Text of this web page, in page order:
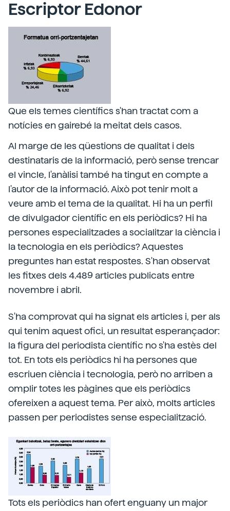
Escriptor Edonor
Que els temes científics s'han tractat com a
notícies en gairebé la meitat dels casos.
Al marge de les qüestions de qualitat i dels
destinataris de la informació, però sense trencar
el vincle, l'anàlisi també ha tingut en compte a
l'autor de la informació. Això pot tenir molt a
veure amb el tema de la qualitat. Hi ha un perfil
de divulgador científic en els periòdics? Hi ha
persones especialitzades a socialitzar la ciència i
la tecnologia en els periòdics? Aquestes
preguntes han estat respostes. S'han observat
les fitxes dels 4.489 articles publicats entre
novembre i abril.
S'ha comprovat qui ha signat els articles i, per als
qui tenim aquest ofici, un resultat esperançador:
la figura del periodista científic no s'ha estès del
tot. En tots els periòdics hi ha persones que
escriuen ciència i tecnologia, però no arriben a
omplir totes les pàgines que els periòdics
ofereixen a aquest tema. Per això, molts articles
passen per periodistes sense especialització.
Tots els periòdics han ofert enguany un major